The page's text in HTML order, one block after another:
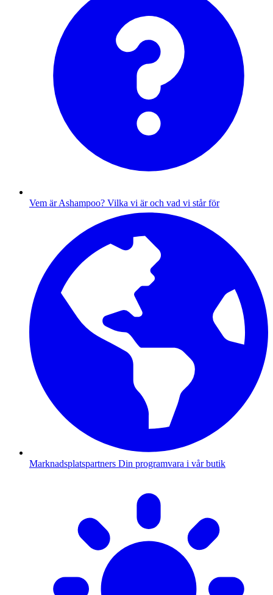
Vem är Ashampoo? Vilka vi är och vad vi står för
Marknadsplatspartners Din programvara i vår butik